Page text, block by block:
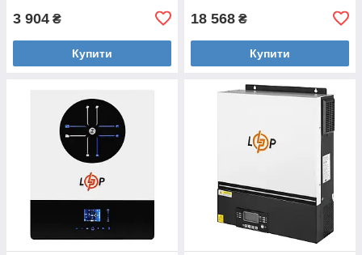
3 904 ₴
Купити
18 568 ₴
Купити